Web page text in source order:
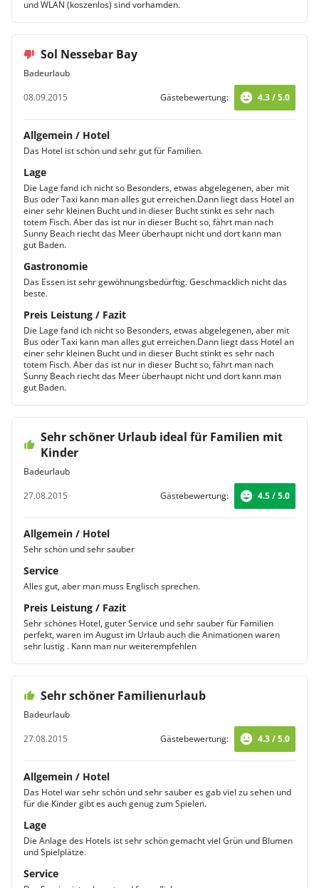
und WLAN (koszenlos) sind vorhamden.
Sol Nessebar Bay
Badeurlaub
08.09.2015
Gästebewertung: 4.3 / 5.0
Allgemein / Hotel
Das Hotel ist schön und sehr gut für Familien.
Lage
Die Lage fand ich nicht so Besonders, etwas abgelegenen, aber mit
Bus oder Taxi kann man alles gut erreichen.Dann liegt dass Hotel an
einer sehr kleinen Bucht und in dieser Bucht stinkt es sehr nach
totem Fisch. Aber das ist nur in dieser Bucht so, fährt man nach
Sunny Beach riecht das Meer überhaupt nicht und dort kann man
gut Baden.
Gastronomie
Das Essen ist sehr gewöhnungsbedürftig. Geschmacklich nicht das
beste.
Preis Leistung / Fazit
Die Lage fand ich nicht so Besonders, etwas abgelegenen, aber mit
Bus oder Taxi kann man alles gut erreichen.Dann liegt dass Hotel an
einer sehr kleinen Bucht und in dieser Bucht stinkt es sehr nach
totem Fisch. Aber das ist nur in dieser Bucht so, fährt man nach
Sunny Beach riecht das Meer überhaupt nicht und dort kann man
gut Baden.
Sehr schöner Urlaub ideal für Familien mit
Kinder
Badeurlaub
27.08.2015
Gästebewertung: 4.5 / 5.0
Allgemein / Hotel
Sehr schön und sehr sauber
Service
Alles gut, aber man muss Englisch sprechen.
Preis Leistung / Fazit
Sehr schönes Hotel, guter Service und sehr sauber für Familien
perfekt, waren im August im Urlaub auch die Animationen waren
sehr lustig . Kann man nur weiterempfehlen
Sehr schöner Familienurlaub
Badeurlaub
27.08.2015
Gästebewertung: 4.3 / 5.0
Allgemein / Hotel
Das Hotel war sehr schön und sehr sauber es gab viel zu sehen und
für die Kinder gibt es auch genug zum Spielen.
Lage
Die Anlage des Hotels ist sehr schön gemacht viel Grün und Blumen
und Spielplätze.
Service